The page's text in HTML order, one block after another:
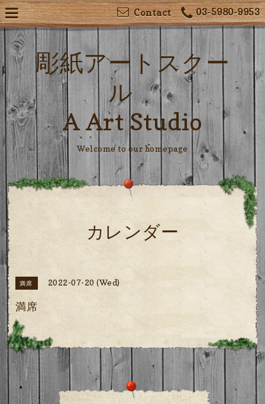
03-5980-9953
Contact
彫紙アートスクー
ル
A Art Studio
Welcome to our homepage
カレンダー
満席 2022-07-20 (Wed)
満席